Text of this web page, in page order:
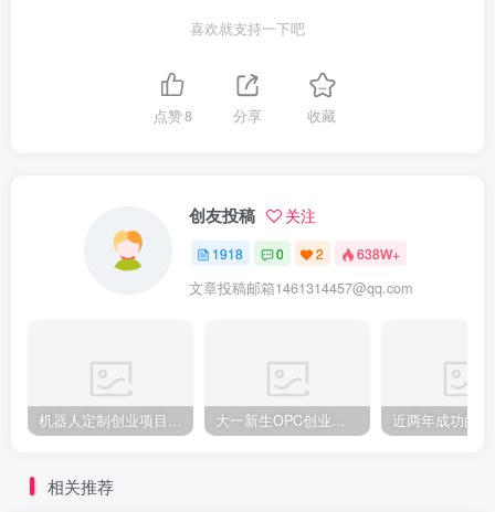
喜欢就支持一下吧
点赞8 分享 收藏
创友投稿 关注
1918 0 2 638W+
文章投稿邮箱1461314457@qq.com
机器人定制创业项目需要注意什么 大一新生OPC创业，实现月入过万
相关推荐